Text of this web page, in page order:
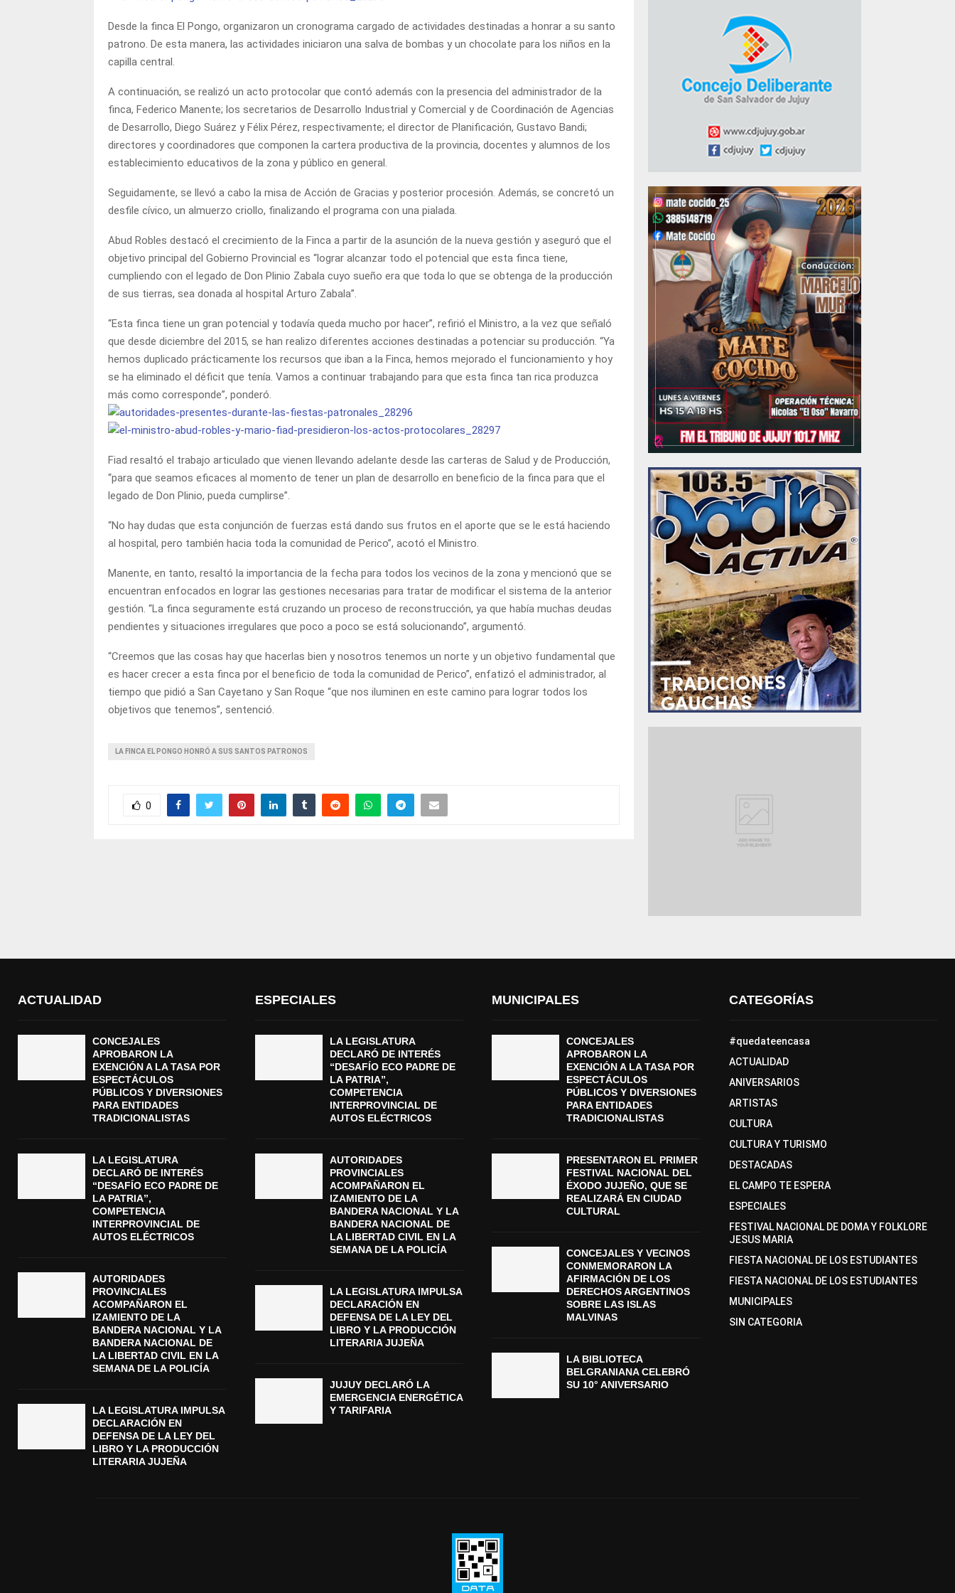
Desde la finca El Pongo, organizaron un cronograma cargado de actividades destinadas a honrar a su santo
patrono. De esta manera, las actividades iniciaron una salva de bombas y un chocolate para los niños en la
capilla central.
A continuación, se realizó un acto protocolar que contó además con la presencia del administrador de la
finca, Federico Manente; los secretarios de Desarrollo Industrial y Comercial y de Coordinación de Agencias
de Desarrollo, Diego Suárez y Félix Pérez, respectivamente; el director de Planificación, Gustavo Bandi;
directores y coordinadores que componen la cartera productiva de la provincia, docentes y alumnos de los
establecimiento educativos de la zona y público en general.
Seguidamente, se llevó a cabo la misa de Acción de Gracias y posterior procesión. Además, se concretó un
desfile cívico, un almuerzo criollo, finalizando el programa con una pialada.
Abud Robles destacó el crecimiento de la Finca a partir de la asunción de la nueva gestión y aseguró que el
objetivo principal del Gobierno Provincial es “lograr alcanzar todo el potencial que esta finca tiene,
cumpliendo con el legado de Don Plinio Zabala cuyo sueño era que toda lo que se obtenga de la producción
de sus tierras, sea donada al hospital Arturo Zabala”.
“Esta finca tiene un gran potencial y todavía queda mucho por hacer”, refirió el Ministro, a la vez que señaló
que desde diciembre del 2015, se han realizo diferentes acciones destinadas a potenciar su producción. “Ya
hemos duplicado prácticamente los recursos que iban a la Finca, hemos mejorado el funcionamiento y hoy
se ha eliminado el déficit que tenía. Vamos a continuar trabajando para que esta finca tan rica produzca
más como corresponde”, ponderó.
Fiad resaltó el trabajo articulado que vienen llevando adelante desde las carteras de Salud y de Producción,
“para que seamos eficaces al momento de tener un plan de desarrollo en beneficio de la finca para que el
legado de Don Plinio, pueda cumplirse”.
“No hay dudas que esta conjunción de fuerzas está dando sus frutos en el aporte que se le está haciendo
al hospital, pero también hacia toda la comunidad de Perico”, acotó el Ministro.
Manente, en tanto, resaltó la importancia de la fecha para todos los vecinos de la zona y mencionó que se
encuentran enfocados en lograr las gestiones necesarias para tratar de modificar el sistema de la anterior
gestión. “La finca seguramente está cruzando un proceso de reconstrucción, ya que había muchas deudas
pendientes y situaciones irregulares que poco a poco se está solucionando”, argumentó.
“Creemos que las cosas hay que hacerlas bien y nosotros tenemos un norte y un objetivo fundamental que
es hacer crecer a esta finca por el beneficio de toda la comunidad de Perico”, enfatizó el administrador, al
tiempo que pidió a San Cayetano y San Roque “que nos iluminen en este camino para lograr todos los
objetivos que tenemos”, sentenció.
LA FINCA EL PONGO HONRÓ A SUS SANTOS PATRONOS
0
ACTUALIDAD
CONCEJALES
APROBARON LA
EXENCIÓN A LA TASA POR
ESPECTÁCULOS
PÚBLICOS Y DIVERSIONES
PARA ENTIDADES
TRADICIONALISTAS
LA LEGISLATURA
DECLARÓ DE INTERÉS
“DESAFÍO ECO PADRE DE
LA PATRIA”,
COMPETENCIA
INTERPROVINCIAL DE
AUTOS ELÉCTRICOS
AUTORIDADES
PROVINCIALES
ACOMPAÑARON EL
IZAMIENTO DE LA
BANDERA NACIONAL Y LA
BANDERA NACIONAL DE
LA LIBERTAD CIVIL EN LA
SEMANA DE LA POLICÍA
LA LEGISLATURA IMPULSA
DECLARACIÓN EN
DEFENSA DE LA LEY DEL
LIBRO Y LA PRODUCCIÓN
LITERARIA JUJEÑA
ESPECIALES
LA LEGISLATURA
DECLARÓ DE INTERÉS
“DESAFÍO ECO PADRE DE
LA PATRIA”,
COMPETENCIA
INTERPROVINCIAL DE
AUTOS ELÉCTRICOS
AUTORIDADES
PROVINCIALES
ACOMPAÑARON EL
IZAMIENTO DE LA
BANDERA NACIONAL Y LA
BANDERA NACIONAL DE
LA LIBERTAD CIVIL EN LA
SEMANA DE LA POLICÍA
LA LEGISLATURA IMPULSA
DECLARACIÓN EN
DEFENSA DE LA LEY DEL
LIBRO Y LA PRODUCCIÓN
LITERARIA JUJEÑA
JUJUY DECLARÓ LA
EMERGENCIA ENERGÉTICA
Y TARIFARIA
MUNICIPALES
CONCEJALES
APROBARON LA
EXENCIÓN A LA TASA POR
ESPECTÁCULOS
PÚBLICOS Y DIVERSIONES
PARA ENTIDADES
TRADICIONALISTAS
PRESENTARON EL PRIMER
FESTIVAL NACIONAL DEL
ÉXODO JUJEÑO, QUE SE
REALIZARÁ EN CIUDAD
CULTURAL
CONCEJALES Y VECINOS
CONMEMORARON LA
AFIRMACIÓN DE LOS
DERECHOS ARGENTINOS
SOBRE LAS ISLAS
MALVINAS
LA BIBLIOTECA
BELGRANIANA CELEBRÓ
SU 10° ANIVERSARIO
CATEGORÍAS
#quedateencasa
ACTUALIDAD
ANIVERSARIOS
ARTISTAS
CULTURA
CULTURA Y TURISMO
DESTACADAS
EL CAMPO TE ESPERA
ESPECIALES
FESTIVAL NACIONAL DE DOMA Y FOLKLORE
JESUS MARIA
FIESTA NACIONAL DE LOS ESTUDIANTES
FIESTA NACIONAL DE LOS ESTUDIANTES
MUNICIPALES
SIN CATEGORIA